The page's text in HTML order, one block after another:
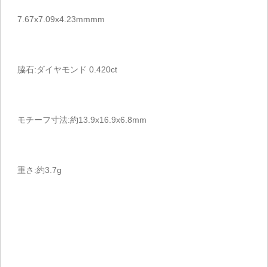
7.67x7.09x4.23mmmm
脇石:ダイヤモンド 0.420ct
モチーフ寸法:約13.9x16.9x6.8mm
重さ:約3.7g